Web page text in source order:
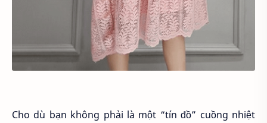
Cho dù bạn không phải là một “tín đồ” cuồng nhiệt